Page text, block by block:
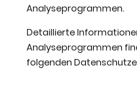
Analyseprogrammen.
Detaillierte
Analyseprogrammen
folgenden